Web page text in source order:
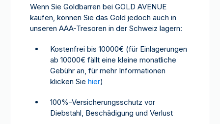
Wenn Sie Goldbarren bei GOLD AVENUE
kaufen, können Sie das Gold jedoch auch in
unseren AAA-Tresoren in der Schweiz lagern:
Kostenfrei bis 10000€ (für Einlagerungen
ab 10000€ fällt eine kleine monatliche
Gebühr an, für mehr Informationen
klicken Sie hier)
100%-Versicherungsschutz vor
Diebstahl, Beschädigung und Verlust